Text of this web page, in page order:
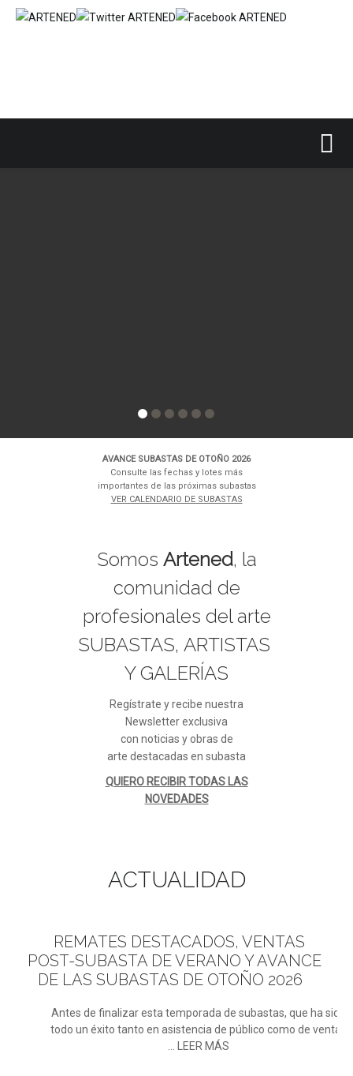
AVANCE SUBASTAS DE OTOÑO 2026
Consulte las fechas y lotes más
importantes de las próximas subastas
VER CALENDARIO DE SUBASTAS
Somos Artened, la
comunidad de
profesionales del arte
SUBASTAS, ARTISTAS
Y GALERÍAS
Regístrate y recibe nuestra
Newsletter exclusiva
con noticias y obras de
arte destacadas en subasta
QUIERO RECIBIR TODAS LAS
NOVEDADES
ACTUALIDAD
REMATES DESTACADOS, VENTAS
POST-SUBASTA DE VERANO Y AVANCE
DE LAS SUBASTAS DE OTOÑO 2026
Antes de finalizar esta temporada de subastas, que ha sido
todo un éxito tanto en asistencia de público como de ventas
... LEER MÁS